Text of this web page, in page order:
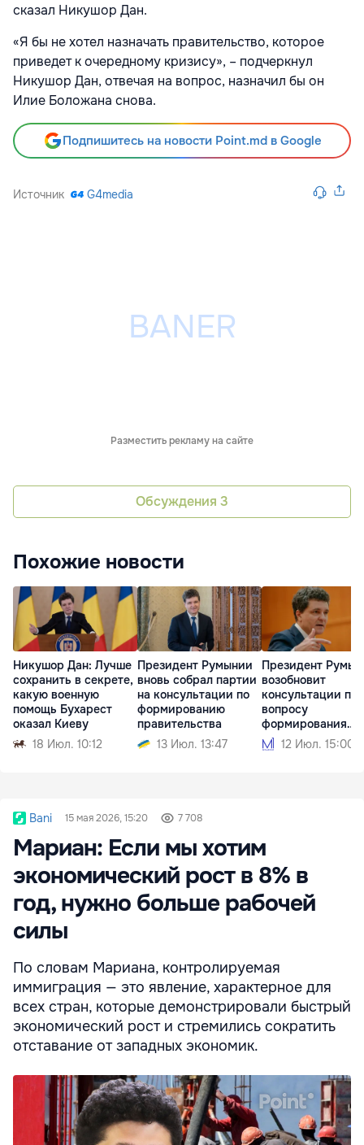
сказал Никушор Дан.
«Я бы не хотел назначать правительство, которое
приведет к очередному кризису», – подчеркнул
Никушор Дан, отвечая на вопрос, назначил бы он
Илие Боложана снова.
Подпишитесь на новости Point.md в Google
Источник G4media
Разместить рекламу на сайте
Обсуждения 3
Похожие новости
Никушор Дан: Лучше
сохранить в секрете,
какую военную
помощь Бухарест
оказал Киеву
18 Июл. 10:12
Президент Румынии
вновь собрал партии
на консультации по
формированию
правительства
13 Июл. 13:47
Президент
возобновит
консультации по
вопросу
формирования
правительства
12 Июл. 15:00
Bani 15 мая 2026, 15:20 7 708
Мариан: Если мы хотим
экономический рост в 8% в
год, нужно больше рабочей
силы
По словам Мариана, контролируемая
иммиграция — это явление, характерное для
всех стран, которые демонстрировали быстрый
экономический рост и стремились сократить
отставание от западных экономик.